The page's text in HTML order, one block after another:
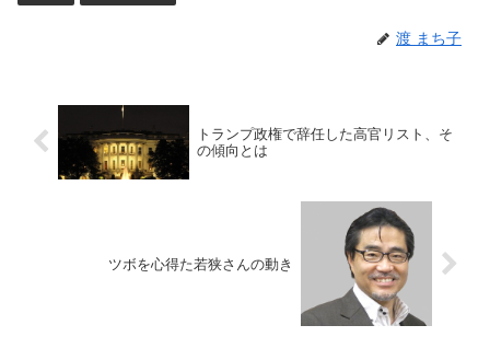
渡 まち子
トランプ政権で辞任した高官リスト、そ
の傾向とは
ツボを心得た若狭さんの動き